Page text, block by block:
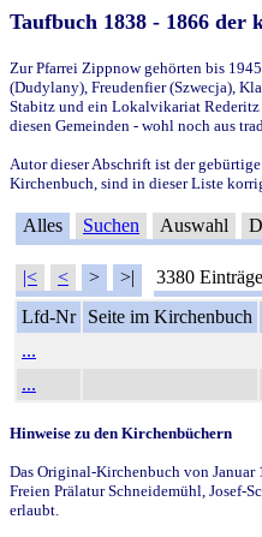
Taufbuch 1838 - 1866
Zur Pfarrei Zippnow gehörten bis
(Dudylany), Freudenfier (Szwecja),
Stabitz und ein Lokalvikariat Rederitz
diesen Gemeinden - wohl noch aus
Autor dieser Abschrift ist der
Kirchenbuch, sind in dieser Liste
Alles Suchen Auswahl
|< < > >| 3380
Lfd-Nr
Seite im Kirchenbuch
...
...
Hinweise zu den Kirchenbüchern
Das Original-Kirchenbuch von
Freien Prälatur Schneidemühl, Josef-
erlaubt.